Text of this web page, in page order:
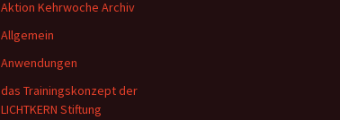
Aktion Kehrwoche Archiv
Allgemein
Anwendungen
das Trainingskonzept der
LICHTKERN Stiftung